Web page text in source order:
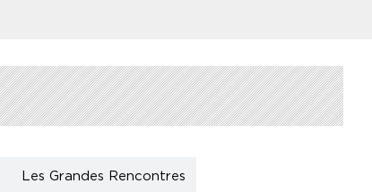
Les Grandes Rencontres